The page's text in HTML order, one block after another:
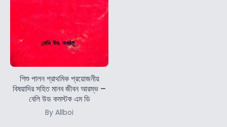
শিশু পালন প্রাথমিক প্রয়োজনীয়
বিষয়াদির সহিত মানব জীবন আরম্ভ –
বেলি উড কমস্টক এম ডি
By Allboi